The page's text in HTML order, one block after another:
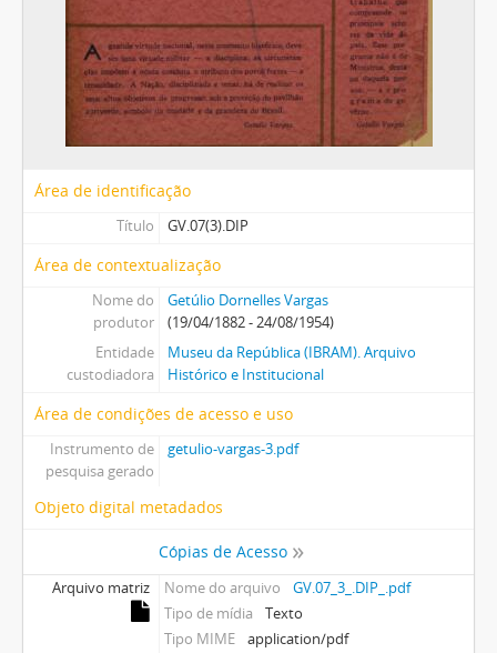
Área de identificação
Título GV.07(3).DIP
Área de contextualização
Nome do
produtor
Getúlio Dornelles Vargas
(19/04/1882 - 24/08/1954)
Entidade
custodiadora
Museu da República (IBRAM). Arquivo
Histórico e Institucional
Área de condições de acesso e uso
Instrumento de
pesquisa gerado
getulio-vargas-3.pdf
Objeto digital metadados
Cópias de Acesso
Arquivo matriz Nome do arquivo
GV.07_3_.DIP_.pdf
Tipo de mídia
Texto
Tipo MIME
application/pdf